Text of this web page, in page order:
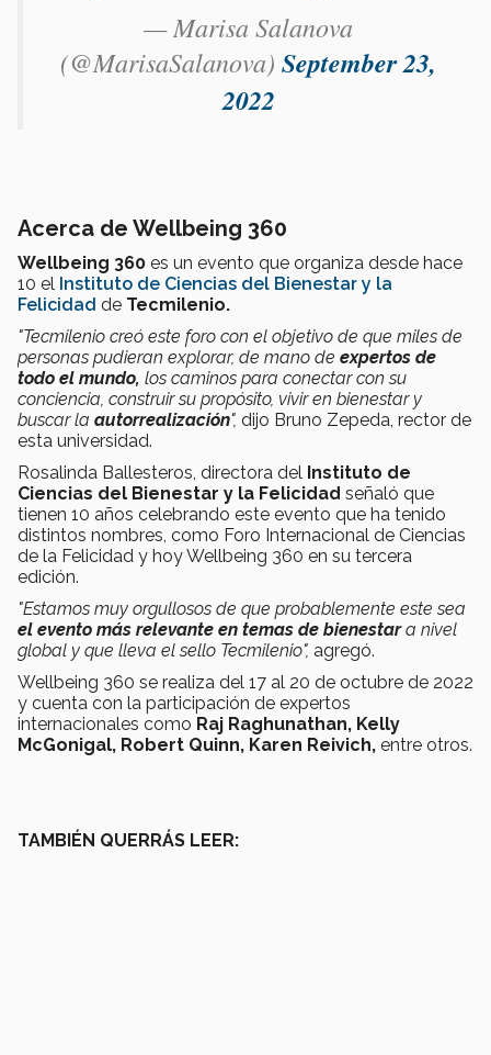
— Marisa Salanova
(@MarisaSalanova) September 23,
2022
Acerca de Wellbeing 360
Wellbeing 360 es un evento que organiza desde hace
10 el Instituto de Ciencias del Bienestar y la
Felicidad de Tecmilenio.
"Tecmilenio creó este foro con el objetivo de que miles de
personas pudieran explorar, de mano de expertos de
todo el mundo, los caminos para conectar con su
conciencia, construir su propósito, vivir en bienestar y
buscar la autorrealización", dijo Bruno Zepeda, rector de
esta universidad.
Rosalinda Ballesteros, directora del Instituto de
Ciencias del Bienestar y la Felicidad señaló que
tienen 10 años celebrando este evento que ha tenido
distintos nombres, como Foro Internacional de Ciencias
de la Felicidad y hoy Wellbeing 360 en su tercera
edición.
"Estamos muy orgullosos de que probablemente este sea
el evento más relevante en temas de bienestara nivel
global y que lleva el sello Tecmilenio", agregó.
Wellbeing 360 se realiza del 17 al 20 de octubre de 2022
y cuenta con la participación de expertos
internacionales como Raj Raghunathan, Kelly
McGonigal, Robert Quinn, Karen Reivich, entre otros.
TAMBIÉN QUERRÁS LEER: